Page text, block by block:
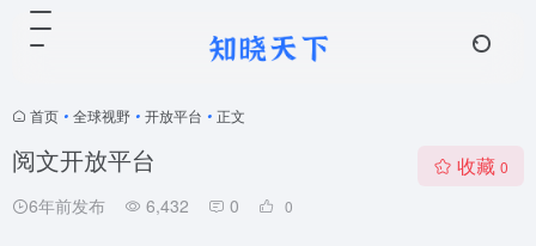
首页 • 全球视野 • 开放平台 • 正文
阅文开放平台
6年前发布 6,432 0 0
收藏 0